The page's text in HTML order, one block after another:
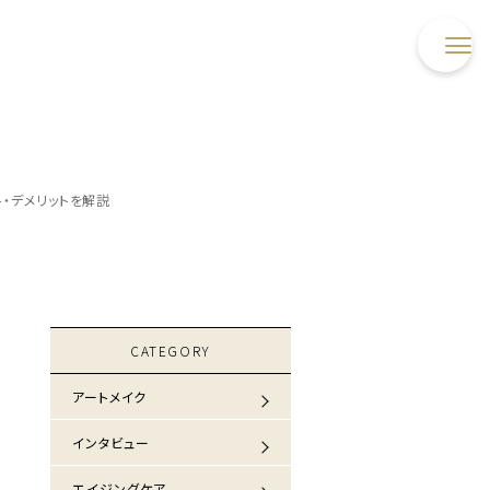
デメリットを解説
CATEGORY
アートメイク
インタビュー